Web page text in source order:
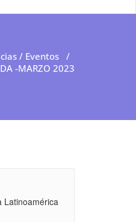
/ Eventos /
-MARZO 2023
Latinoamérica